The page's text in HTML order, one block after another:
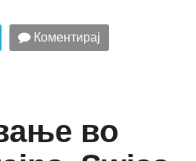
Коментирај
во